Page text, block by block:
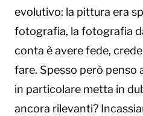
evolutivo: la pittura era
fotografia, la fotografia
conta è avere fede,
fare. Spesso però penso
in particolare metta in
ancora rilevanti?